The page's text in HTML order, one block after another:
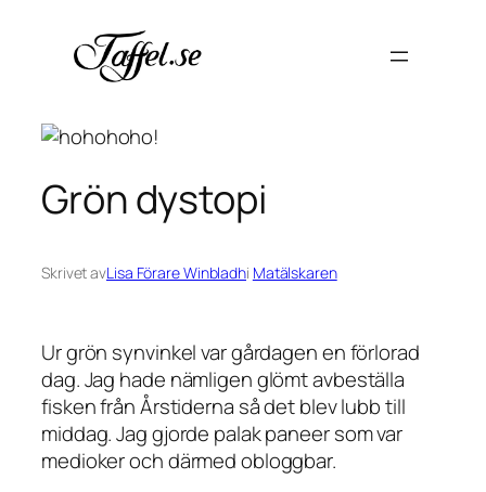
innehåll
Grön dystopi
Skrivet avLisa Förare Winbladhi Matälskaren
Ur grön synvinkel var gårdagen en förlorad
dag. Jag hade nämligen glömt avbeställa
fisken från Årstiderna så det blev lubb till
middag. Jag gjorde palak paneer som var
medioker och därmed obloggbar.